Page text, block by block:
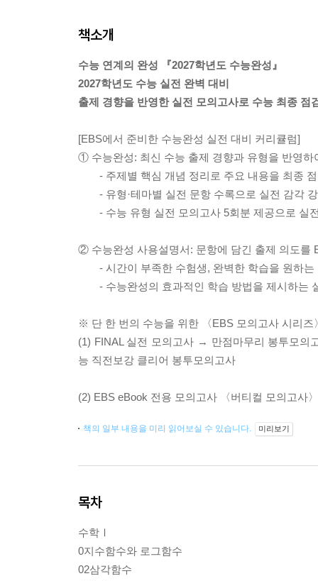
책소개
수능 연계의 완성 『2027학년도 수능완성』
2027학년도 수능 실전 완벽 대비
출제 경향을 반영한 실전 모의고사로 수능 최종 점
[EBS에서 준비한 수능완성 실전 대비 커리큘럼]
① 수능완성: 최신 수능 출제 경향과 유형을 반영
- 주제별 핵심 개념 정리로 주요 내용을 최종
- 유형·테마별 실전 문항 수록으로 실전 감각
- 수능 유형 실전 모의고사 5회분 제공으로 실
② 수능완성 사용설명서: 문항에 담긴 출제 의도를
- 시간이 부족한 수험생, 완벽한 학습을 원하는
- 수능완성의 효과적인 학습 방법을 제시하는
※ 단 한 번의 수능을 위한 〈EBS 모의고사 시리즈
(1) FINAL 실전 모의고사 → 만점마무리 봉투모
능 직전보강 클리어 봉투모의고사
(2) EBS eBook 전용 모의고사 〈버티컬 모의고사
책의 일부 내용을 미리 읽어보실 수 있습니다. 미리보기
목차
수학Ⅰ
0지수함수와 로그함수
02삼각함수